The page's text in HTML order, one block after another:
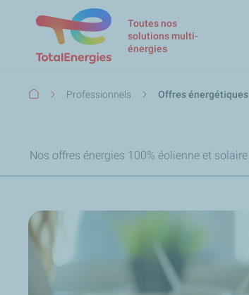
Toutes nos
solutions multi-
énergies
Fil
Professionnels Offres énergétiques
Nos offres énergies 100% éolienne et solaire